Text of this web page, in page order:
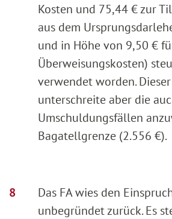
Kosten und 75,44 € zur
aus dem
und in Höhe von 9,50 €
Überweisungskosten)
verwendet worden.
unterschreite aber die
Umschuldungsfällen
Bagatellgrenze (2.556 €).
Das FA wies den
unbegründet zurück. Es